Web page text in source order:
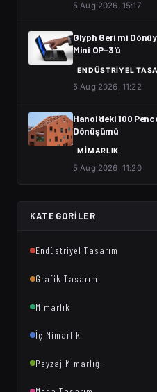
5 Aug 2026, 15:17
Glyph Geri mi
Mini OP-3'ü
ENDÜSTRIYEL
5 Aug 2026, 11:22
Hanoi'deki 100
Dönüşümü
MIMARLIK
5 Aug 2026, 11:20
KATEGORILER
Endüstriyel Tasarım
Grafik Tasarım
Mimarlık
İç Mimarlık
Peyzaj Mimarlığı